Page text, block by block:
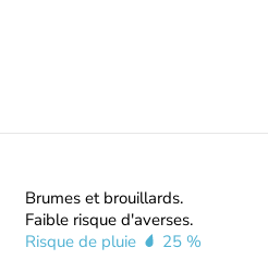
Brumes et brouillards.
Faible risque d'averses.
Risque de pluie
25 %